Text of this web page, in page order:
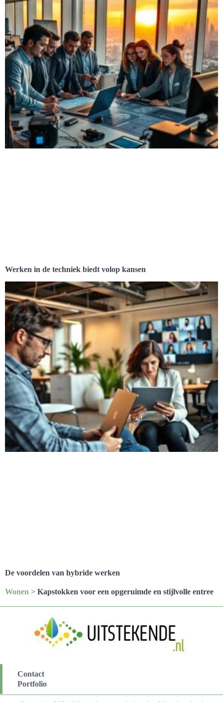
Werken in de techniek biedt volop kansen
De voordelen van hybride werken
Wonen > Kapstokken voor een opgeruimde en stijlvolle entree
Contact
Portfolio